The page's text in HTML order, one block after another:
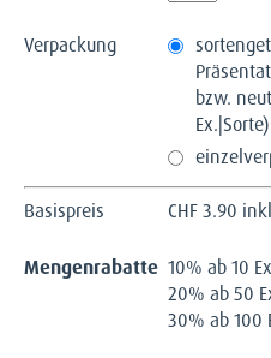
Verpackung
bzw.
Ex.|Sorte)
Basispreis CHF3.90
Mengenrabatte 10% ab 10
20% ab 50
30% ab 100